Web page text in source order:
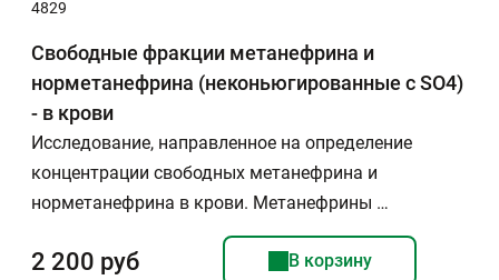
4829
Свободные фракции метанефрина и
норметанефрина (неконьюгированные с SO4)
- в крови
Исследование, направленное на определение
концентрации свободных метанефрина и
норметанефрина в крови. Метанефрины …
2 200 руб В корзину